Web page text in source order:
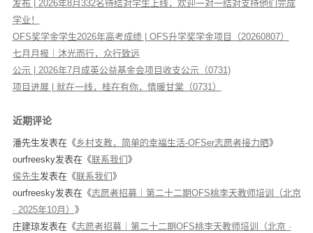
发布 | 2026年8月332名待结对学生上线，欢迎一对一结对支持他们完成
学业！
OFS奖学金学生2026年高考成绩 | OFS升学奖学金项目（20260807）
七月月报｜沐光而行，众行致远
公示 | 2026年7月成英公益基金会项目收支公示（0731)
项目进展 | 就在一线，桂在有你，情暖甘棠（0731）
近期评论
潘先生发表在《乡村支教，简单的幸福生活-OFSer志愿者接力晒》
ourfreesky发表在《联系我们 》
侯先生发表在《联系我们 》
ourfreesky发表在《志愿者招募｜第二十二期OFS桃李天教师培训（北京
· 2025年10月） 》
庄建琼发表在《志愿者招募｜第二十二期OFS桃李天教师培训（北京 ·